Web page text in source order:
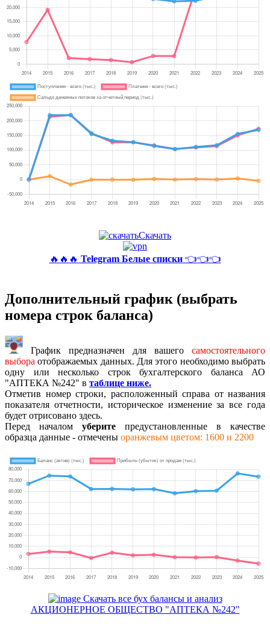
Скачать
🔥🔥🔥 Telegram Белые списки👈👈👈
Дополнительный график (выбрать
номера строк баланса)
График предназначен для вашего самостоятельного
выбора отображаемых данных. Для этого необходимо выбрать
одну или несколько строк бухгалтерского баланса АО
"АПТЕКА №242" в таблице ниже.
Отметив номер строки, расположенный справа от названия
показателя отчетности, историческое изменение за все года
будет отрисовано здесь.
Перед началом уберите предустановленные в качестве
образца данные - отмечены оранжевым цветом: 1600 и 2200
Скачать все бух балансы и анализ
АКЦИОНЕРНОЕ ОБЩЕСТВО "АПТЕКА №242"